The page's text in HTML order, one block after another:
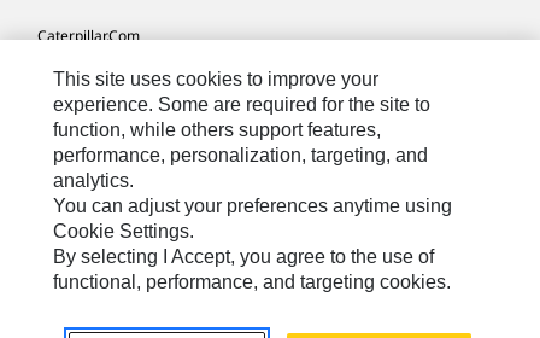
Caterpillar.com
Связаться С Caterpillar
Карта Сайта
Cookie Settings
Юридическая Информация
Конфиденциальность Личных Данных
This site uses cookies to improve your
experience. Some are required for the site to
function, while others support features,
performance, personalization, targeting, and
analytics.
You can adjust your preferences anytime using
Cookie Settings.
By selecting I Accept, you agree to the use of
functional, performance, and targeting cookies.